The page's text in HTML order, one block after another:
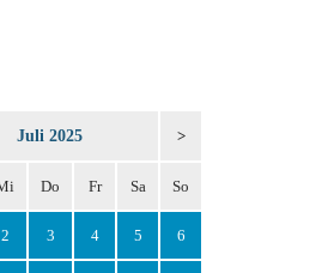
Juli 2025 >
Do Fr Sa So
2 3 4 5 6